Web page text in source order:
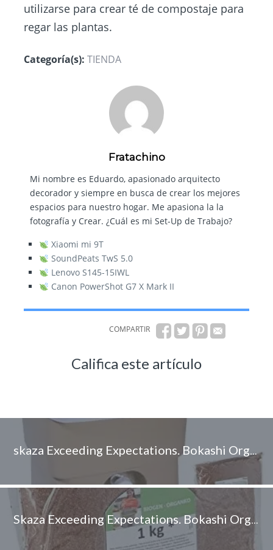
utilizarse para crear té de compostaje para
regar las plantas.
Categoría(s): TIENDA
Fratachino
Mi nombre es Eduardo, apasionado arquitecto
decorador y siempre en busca de crear los mejores
espacios para nuestro hogar. Me apasiona la la
fotografía y Crear. ¿Cuál es mi Set-Up de Trabajo?
Xiaomi mi 9T
SoundPeats TwS 5.0
Lenovo S145-15IWL
Canon PowerShot G7 X Mark II
COMPARTIR
Califica este artículo
skaza Exceeding Expectations. Bokashi Organko 16 L Compostador para Cocina
Skaza Exceeding Expectations. Bokashi Organko EM Activador de Fermentación